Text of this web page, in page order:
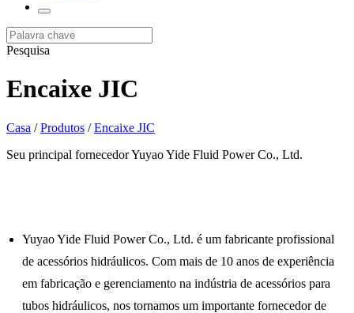
Pesquisa
Encaixe JIC
Casa /Produtos /Encaixe JIC
Seu principal fornecedor Yuyao Yide Fluid Power Co., Ltd.
Yuyao Yide Fluid Power Co., Ltd. é um fabricante profissional
de acessórios hidráulicos. Com mais de 10 anos de experiência
em fabricação e gerenciamento na indústria de acessórios para
tubos hidráulicos, nos tornamos um importante fornecedor de